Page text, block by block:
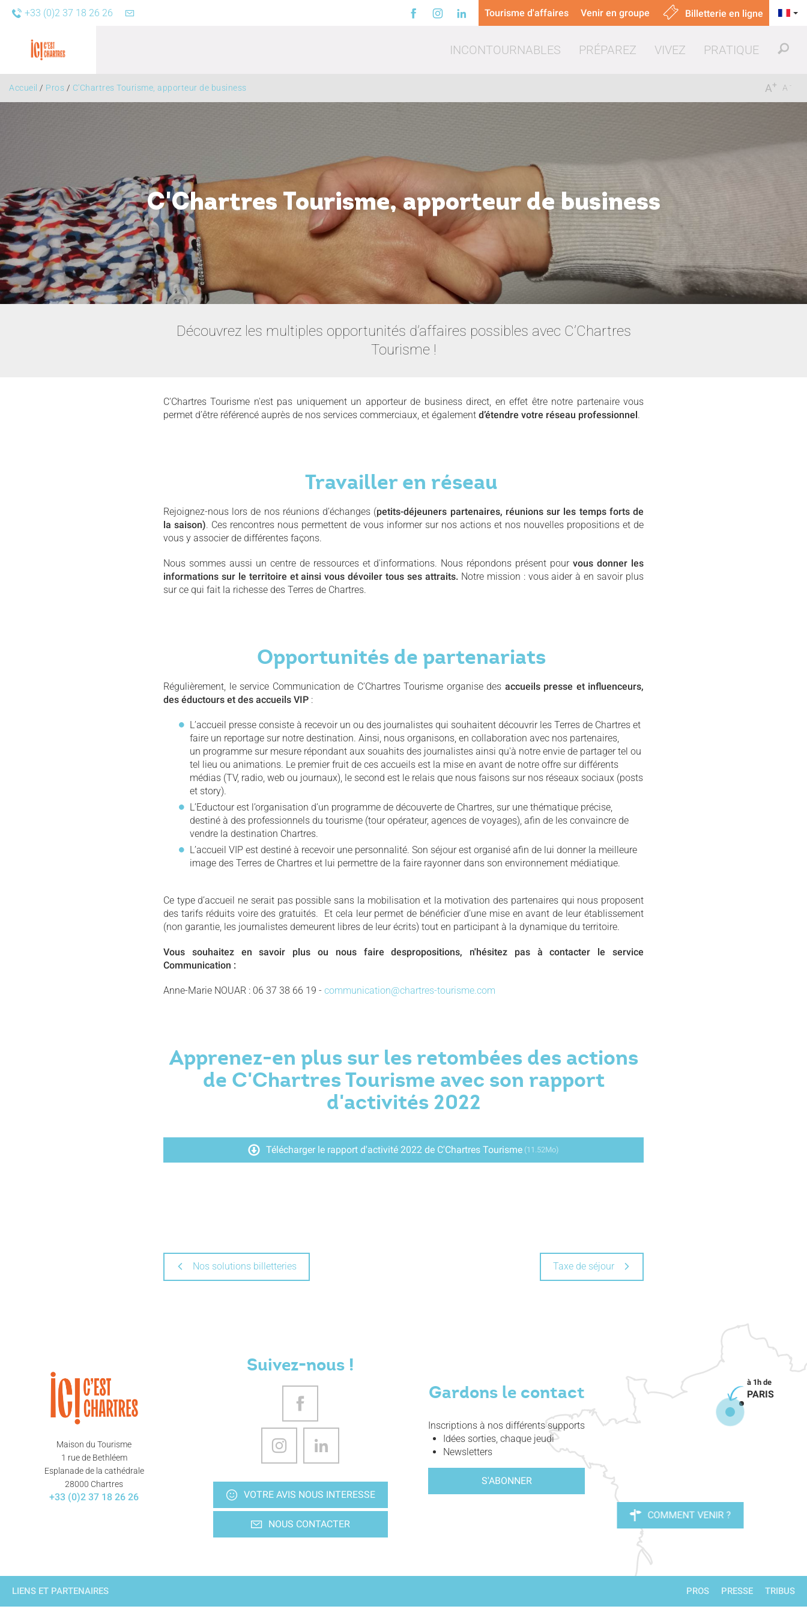
Tourisme d'affaires Venir en groupe Billetterie en ligne
+33 (0)2 37 18 26 26
INCONTOURNABLES PRÉPAREZ VIVEZ
Agenda Loisirs Trinquer & manger
PRATIQUE
Accueil / Pros / C'Chartres Tourisme, apporteur de business -
A
+
A
C'Chartres Tourisme, apporteur de business
Découvrez les multiples opportunités d’affaires possibles avec C’Chartres
Tourisme !
C'Chartres Tourisme n'est pas uniquement un apporteur de business direct, en effet être notre partenaire vous
permet d’être référencé auprès de nos services commerciaux, et également d’étendre votre réseau professionnel.
Travailler en réseau
Rejoignez-nous lors de nos réunions d’échanges (petits-déjeuners partenaires, réunions sur les temps forts de
la saison). Ces rencontres nous permettent de vous informer sur nos actions et nos nouvelles propositions et de
vous y associer de différentes façons.
Nous sommes aussi un centre de ressources et d'informations. Nous répondons présent pourvous donner les
informations sur le territoire et ainsi vous dévoiler tous ses attraits.Notre mission : vous aider à en savoir plus
sur ce qui fait la richesse des Terres de Chartres.
Opportunités de partenariats
Régulièrement, le service Communication de C'Chartres Tourisme organise des accueils presse et influenceurs,
des éductours et des accueils VIP :
L’accueil presse consiste à recevoir un ou des journalistes qui souhaitent découvrir les Terres de Chartres et
faire un reportage sur notre destination. Ainsi, nous organisons, en collaboration avec nos partenaires,
un programme sur mesure répondant aux souahits des journalistes ainsi qu'à notre envie de partager tel ou
tel lieu ou animations. Le premier fruit de ces accueils est la mise en avant de notre offre sur différents
médias (TV, radio, web ou journaux), le second est le relais que nous faisons sur nos réseaux sociaux (posts
et story).
L’Eductour est l’organisation d’un programme de découverte de Chartres, sur une thématique précise,
destiné à des professionnels du tourisme (tour opérateur, agences de voyages), afin de les convaincre de
vendre la destination Chartres.
L’accueil VIP est destiné à recevoir une personnalité. Son séjour est organisé afin de lui donner la meilleure
image des Terres de Chartres et lui permettre de la faire rayonner dans son environnement médiatique.
Ce type d’accueil ne serait pas possible sans la mobilisation et la motivation des partenaires qui nous proposent
des tarifs réduits voire des gratuités. Et cela leur permet de bénéficier d’une mise en avant de leur établissement
(non garantie, les journalistes demeurent libres de leur écrits) tout en participant à la dynamique du territoire.
Vous souhaitez en savoir plus ou nous faire despropositions, n'hésitez pas à contacter le service
Communication :
Anne-Marie NOUAR : 06 37 38 66 19 - communication@chartres-tourisme.com
Apprenez-en plus sur les retombées des actions
de C'Chartres Tourisme avec son rapport
d'activités 2022
Télécharger le rapport d'activité 2022 de C'Chartres Tourisme (11.52Mo)
Nos solutions billetteries Taxe de séjour
Maison du Tourisme
1 rue de Bethléem
Esplanade de la cathédrale
28000 Chartres
+33 (0)2 37 18 26 26
Suivez-nous !
VOTRE AVIS NOUS INTERESSE
NOUS CONTACTER
Gardons le contact
Inscriptions à nos différents supports
Idées sorties, chaque jeudi
Newsletters
S'ABONNER
PARIS
COMMENT VENIR ?
LIENS ET PARTENAIRES PROS PRESSE TRIBUS